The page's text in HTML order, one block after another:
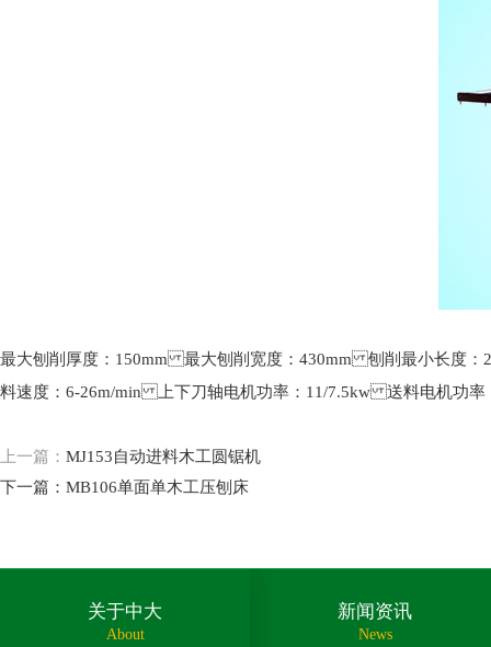
最大刨削厚度：150mm 最大刨削宽度：430mm 刨削最小长度
料速度：6-26m/min 上下刀轴电机功率：11/7.5kw 送料电机
上一篇： MJ153自动进料木工圆锯机
下一篇： MB106单面单木工压刨床
关于中大
About
新闻资讯
News